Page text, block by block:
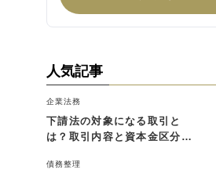
人気記事
企業法務
下請法の対象になる取引と
は？取引内容と資本金区分に
債務整理